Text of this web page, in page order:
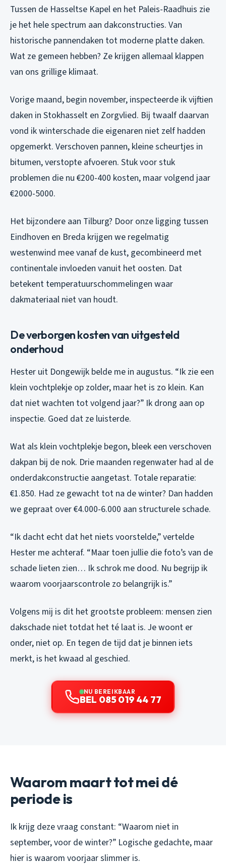
Tussen de Hasseltse Kapel en het Paleis-Raadhuis zie
je het hele spectrum aan dakconstructies. Van
historische pannendaken tot moderne platte daken.
Wat ze gemeen hebben? Ze krijgen allemaal klappen
van ons grillige klimaat.
Vorige maand, begin november, inspecteerde ik vijftien
daken in Stokhasselt en Zorgvlied. Bij twaalf daarvan
vond ik winterschade die eigenaren niet zelf hadden
opgemerkt. Verschoven pannen, kleine scheurtjes in
bitumen, verstopte afvoeren. Stuk voor stuk
problemen die nu €200-400 kosten, maar volgend jaar
€2000-5000.
Het bijzondere aan Tilburg? Door onze ligging tussen
Eindhoven en Breda krijgen we regelmatig
westenwind mee vanaf de kust, gecombineerd met
continentale invloeden vanuit het oosten. Dat
betekent temperatuurschommelingen waar
dakmateriaal niet van houdt.
De verborgen kosten van uitgesteld
onderhoud
Hester uit Dongewijk belde me in augustus. “Ik zie een
klein vochtplekje op zolder, maar het is zo klein. Kan
dat niet wachten tot volgend jaar?” Ik drong aan op
inspectie. Goed dat ze luisterde.
Wat als klein vochtplekje begon, bleek een verschoven
dakpan bij de nok. Drie maanden regenwater had al de
onderdakconstructie aangetast. Totale reparatie:
€1.850. Had ze gewacht tot na de winter? Dan hadden
we gepraat over €4.000-6.000 aan structurele schade.
“Ik dacht echt dat het niets voorstelde,” vertelde
Hester me achteraf. “Maar toen jullie die foto’s van de
schade lieten zien… Ik schrok me dood. Nu begrijp ik
waarom voorjaarscontrole zo belangrijk is.”
Volgens mij is dit het grootste probleem: mensen zien
dakschade niet totdat het té laat is. Je woont er
onder, niet op. En tegen de tijd dat je binnen iets
merkt, is het kwaad al geschied.
NU BEREIKBAAR
BEL 085 019 44 77
Waarom maart tot mei dé
periode is
Ik krijg deze vraag constant: “Waarom niet in
september, voor de winter?” Logische gedachte, maar
hier is waarom voorjaar slimmer is.